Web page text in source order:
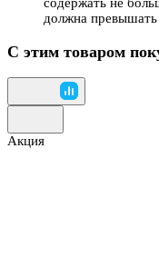
должна
С этим товаром
Акция